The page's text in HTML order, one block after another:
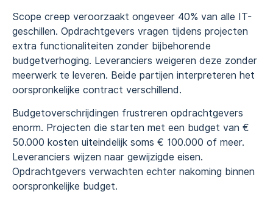
Scope creep veroorzaakt ongeveer 40% van alle IT-
geschillen. Opdrachtgevers vragen tijdens projecten
extra functionaliteiten zonder bijbehorende
budgetverhoging. Leveranciers weigeren deze zonder
meerwerk te leveren. Beide partijen interpreteren het
oorspronkelijke contract verschillend.
Budgetoverschrijdingen frustreren opdrachtgevers
enorm. Projecten die starten met een budget van €
50.000 kosten uiteindelijk soms € 100.000 of meer.
Leveranciers wijzen naar gewijzigde eisen.
Opdrachtgevers verwachten echter nakoming binnen
oorspronkelijke budget.